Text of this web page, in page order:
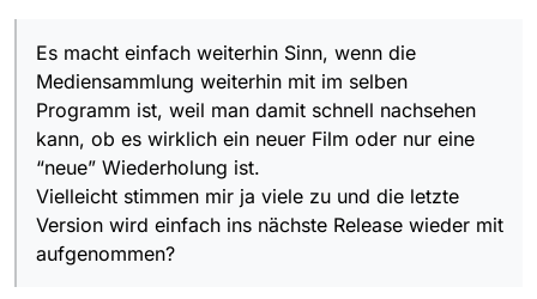
Es macht einfach weiterhin Sinn, wenn die
Mediensammlung weiterhin mit im selben
Programm ist, weil man damit schnell nachsehen
kann, ob es wirklich ein neuer Film oder nur eine
“neue” Wiederholung ist.
Vielleicht stimmen mir ja viele zu und die letzte
Version wird einfach ins nächste Release wieder mit
aufgenommen?